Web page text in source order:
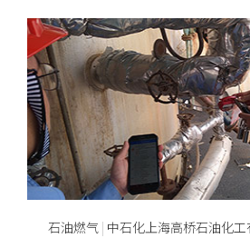
石油燃气 | 中石化上海高桥石油化工